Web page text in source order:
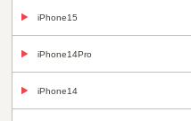
iPhone15
iPhone14Pro
iPhone14